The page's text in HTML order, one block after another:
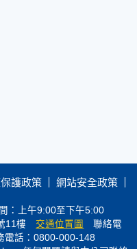
護政策
網站安全政策
：上午9:00至下午5:00
11樓
交通位置圖
聯絡電
話：0800-000-148